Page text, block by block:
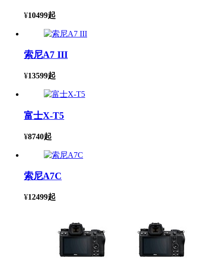
¥10499起
索尼A7 III
¥13599起
富士X-T5
¥8740起
索尼A7C
¥12499起